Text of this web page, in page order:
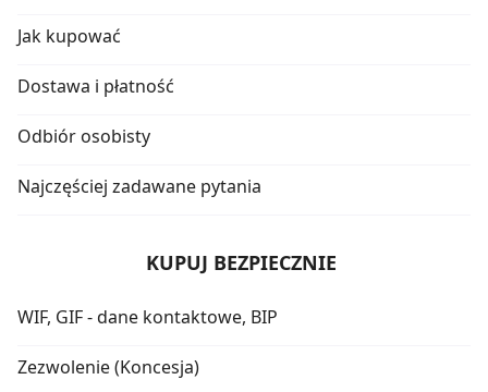
Jak kupować
Dostawa i płatność
Odbiór osobisty
Najczęściej zadawane pytania
KUPUJ BEZPIECZNIE
WIF, GIF - dane kontaktowe, BIP
Zezwolenie (Koncesja)